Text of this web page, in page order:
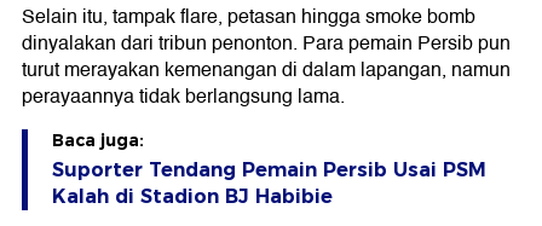
Selain itu, tampak flare, petasan hingga smoke bomb
dinyalakan dari tribun penonton. Para pemain Persib pun
turut merayakan kemenangan di dalam lapangan, namun
perayaannya tidak berlangsung lama.
Baca juga:
Suporter Tendang Pemain Persib Usai PSM
Kalah di Stadion BJ Habibie